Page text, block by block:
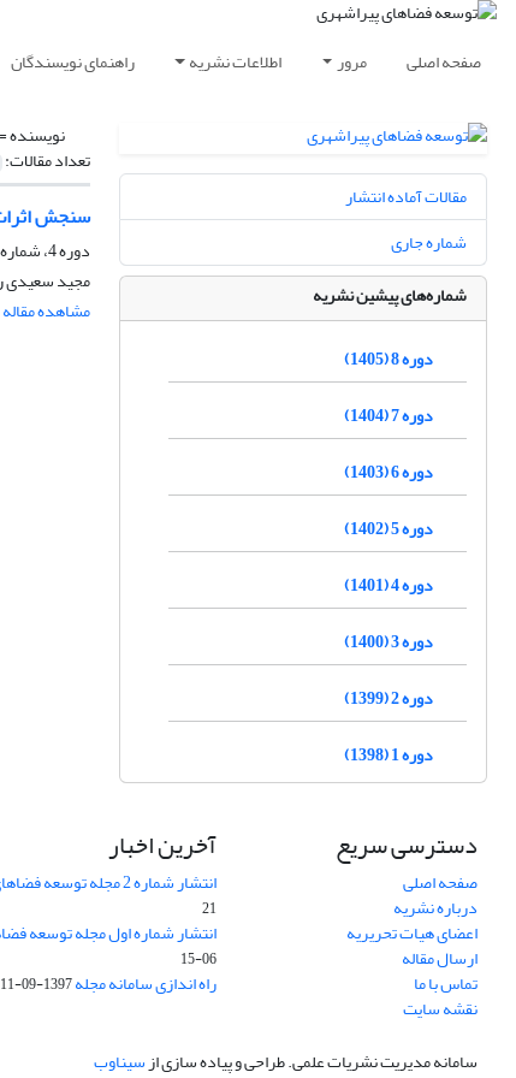
صفحه اصلی مرور اطلاعات نشریه راهنمای نویسندگان
نویسنده
تعداد مقالات:
سنجش
دوره 4، شماره 2، آذر 1401، صفحه
مجید سعیدی
مشاهده مقاله
مقالات آماده انتشار
شماره جاری
شماره‌های پیشین نشریه
دوره 8 (1405)
دوره 7 (1404)
دوره 6 (1403)
دوره 5 (1402)
دوره 4 (1401)
دوره 3 (1400)
دوره 2 (1399)
دوره 1 (1398)
دسترسی سریع
صفحه اصلی
درباره نشریه
اعضای هیات تحریریه
ارسال مقاله
تماس با ما
نقشه سایت
آخرین اخبار
انتشار شماره 2 مجله توسعه فضاهای پیراشهری
21
انتشار شماره اول مجله توسعه
06-15
راه اندازی سامانه مجله1397-09-11
سامانه مدیریت نشریات علمی.طراحی و پیاده سازی ازسیناوب